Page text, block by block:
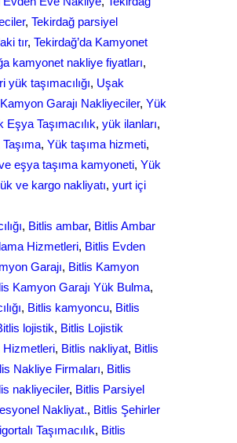
, Tekirdağ parsiyel
tır, Tekirdağ’da Kamyonet
kamyonet nakliye fiyatları
yük taşımacılığı, Uşak
Garajı Nakliyeciler, Yük
Eşya Taşımacılık, yük ilanları
, Yük taşıma hizmeti
eşya taşıma kamyoneti, Yük
ve kargo nakliyatı, yurt içi
, Bitlis ambar, Bitlis Ambar
Hizmetleri, Bitlis Evden
Garajı, Bitlis Kamyon
Kamyon Garajı Yük Bulma
, Bitlis kamyoncu, Bitlis
lojistik, Bitlis Lojistik
Hizmetleri, Bitlis nakliyat, Bitlis
Nakliye Firmaları, Bitlis
nakliyeciler, Bitlis Parsiyel
Nakliyat., Bitlis Şehirler
Taşımacılık, Bitlis